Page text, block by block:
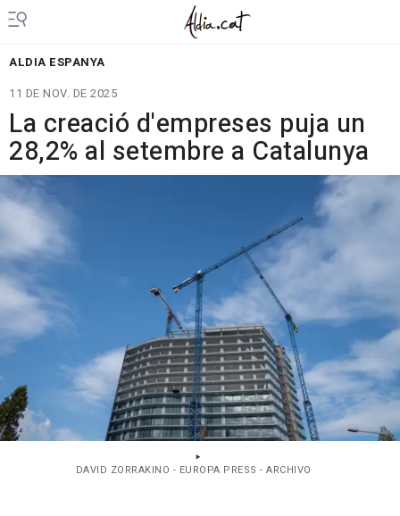
ALDIA ESPANYA
11 DE NOV. DE 2025
La creació d'empreses puja un
28,2% al setembre a Catalunya
DAVID ZORRAKINO - EUROPA PRESS - ARCHIVO